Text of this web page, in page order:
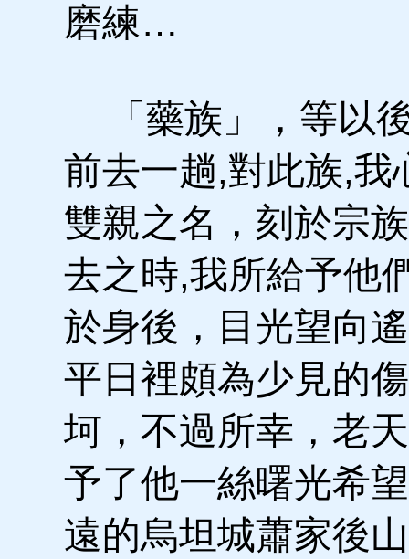
磨練…
「藥族」，等以
前去一趟,對此族,我
雙親之名，刻於宗
去之時,我所給予他
於身後，目光望向
平日裡頗為少見的
坷，不過所幸，老
予了他一絲曙光希
遠的烏坦城蕭家後